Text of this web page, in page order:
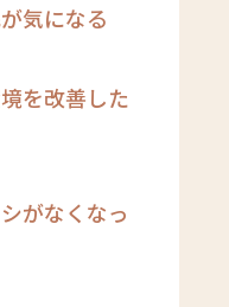
気になる
を改善した
がなくなっ